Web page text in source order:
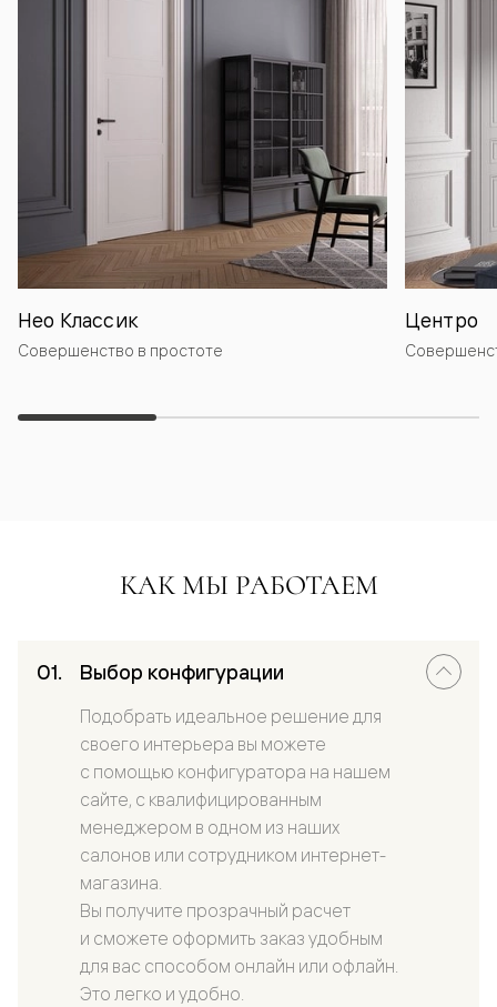
Нео Классик
Совершенство в простоте
Центро
КАК МЫ РАБОТАЕМ
Выбор конфигурации
Подобрать идеальное решение для
своего интерьера вы можете
с помощью конфигуратора на нашем
сайте, с квалифицированным
менеджером в одном из наших
салонов или сотрудником интернет-
магазина.
Вы получите прозрачный расчет
и сможете оформить заказ удобным
для вас способом онлайн или офлайн.
Это легко и удобно.